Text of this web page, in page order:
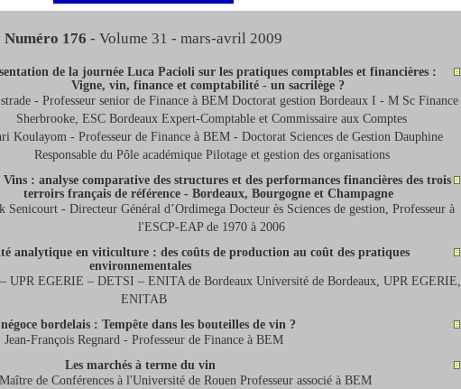
Numéro 176 - Volume 31 - mars-avril 2009
de la journée Luca Pacioli sur les pratiques comptables et financières :
Vigne, vin, finance et comptabilité - un sacrilège ?
- Professeur senior de Finance à BEM Doctorat gestion Bordeaux I - M Sc Finance
Sherbrooke, ESC Bordeaux Expert-Comptable et Commissaire aux Comptes
Koulayom - Professeur de Finance à BEM - Doctorat Sciences de Gestion Dauphine
Responsable du Pôle académique Pilotage et gestion des organisations
: analyse comparative des structures et des performances financières des trois
terroirs français de référence - Bordeaux, Bourgogne et Champagne
Senicourt - Directeur Général d’Ordimega Docteur ès Sciences de gestion, Professeur à
l'ESCP-EAP de 1970 à 2006
analytique en viticulture : des coûts de production au coût des pratiques
environnementales
UPR EGERIE – DETSI – ENITA de Bordeaux Université de Bordeaux, UPR EGERIE,
ENITAB
bordelais : Tempête dans les bouteilles de vin ?
Jean-François Regnard - Professeur de Finance à BEM
Les marchés à terme du vin
de Conférences à l'Université de Rouen Professeur associé à BEM